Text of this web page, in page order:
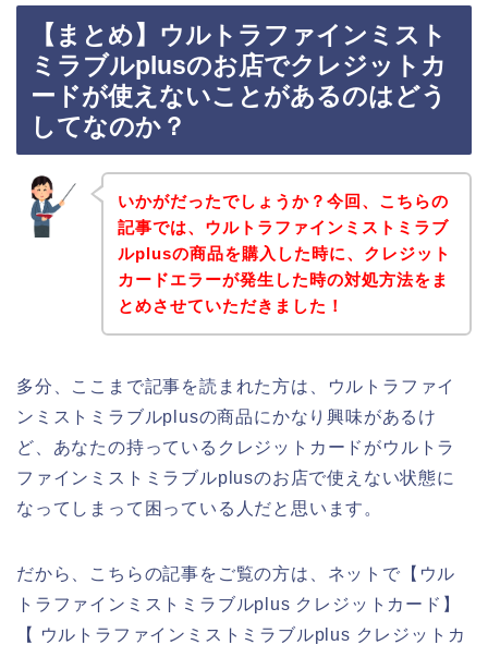
【まとめ】ウルトラファインミスト
ミラブルplusのお店でクレジットカ
ードが使えないことがあるのはどう
してなのか？
いかがだったでしょうか？今回、こちらの
記事では、ウルトラファインミストミラブ
ルplusの商品を購入した時に、クレジット
カードエラーが発生した時の対処方法をま
とめさせていただきました！
多分、ここまで記事を読まれた方は、ウルトラファイ
ンミストミラブルplusの商品にかなり興味があるけ
ど、あなたの持っているクレジットカードがウルトラ
ファインミストミラブルplusのお店で使えない状態に
なってしまって困っている人だと思います。
だから、こちらの記事をご覧の方は、ネットで【ウル
トラファインミストミラブルplus クレジットカード】
【 ウルトラファインミストミラブルplus クレジットカ